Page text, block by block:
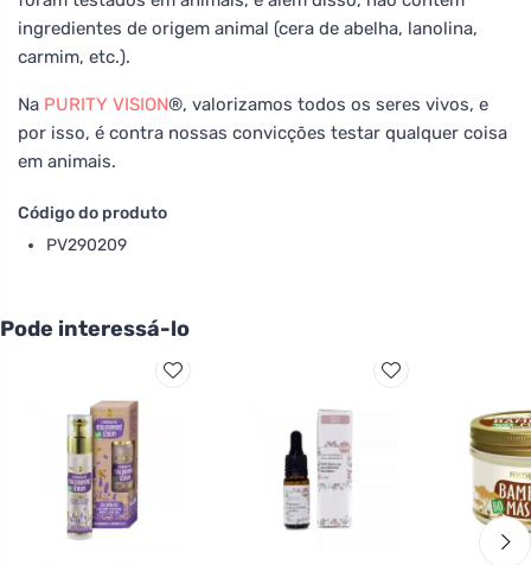
ingredientes de origem animal (cera de abelha, lanolina,
carmim, etc.).
Na PURITY VISION®, valorizamos todos os seres vivos, e
por isso, é contra nossas convicções testar qualquer coisa
em animais.
Código do produto
PV290209
Pode interessá-lo